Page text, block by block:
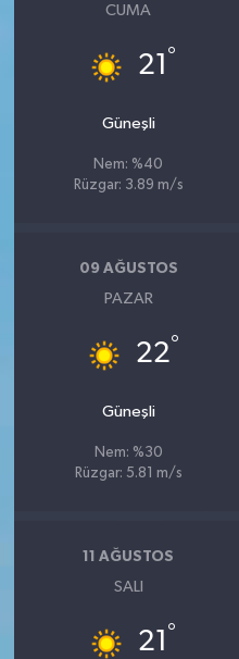
CUMA
21 °
Güneşli
Nem: %40
Rüzgar: 3.89 m/s
09 AĞUSTOS
PAZAR
22°
Güneşli
Nem: %30
Rüzgar: 5.81 m/s
11 AĞUSTOS
SALI
21 °